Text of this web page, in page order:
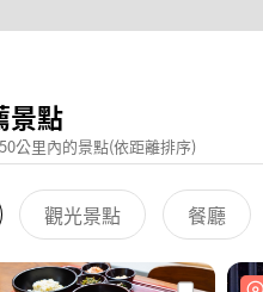
景點
公里內的景點(依距離排序)
觀光景點 餐廳